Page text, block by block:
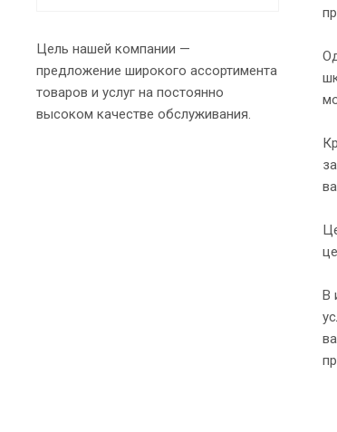
В
Цель нашей компании —
предложение широкого ассортимента
товаров и услуг на постоянно
высоком качестве обслуживания.